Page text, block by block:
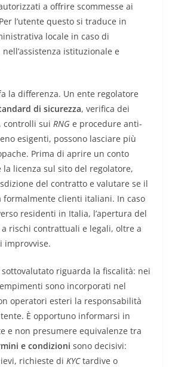
a offrire scommesse ai
l’utente questo si traduce in
locale in caso di
istituzionale e
la differenza. Un ente regolatore
di sicurezza, verifica dei
controlli sui RNG e procedure anti-
esigenti, possono lasciare più
Prima di aprire un conto
la licenza sul sito del regolatore,
del contratto e valutare se il
formalmente clienti italiani. In caso
residenti in Italia, l’apertura del
rischi contrattuali e legali, oltre a
improvvise.
sottovalutato riguarda la fiscalità: nei
sono incorporati nel
operatori esteri la responsabilità
È opportuno informarsi in
e non presumere equivalenze tra
e condizioni sono decisivi:
richieste di KYCtardive o